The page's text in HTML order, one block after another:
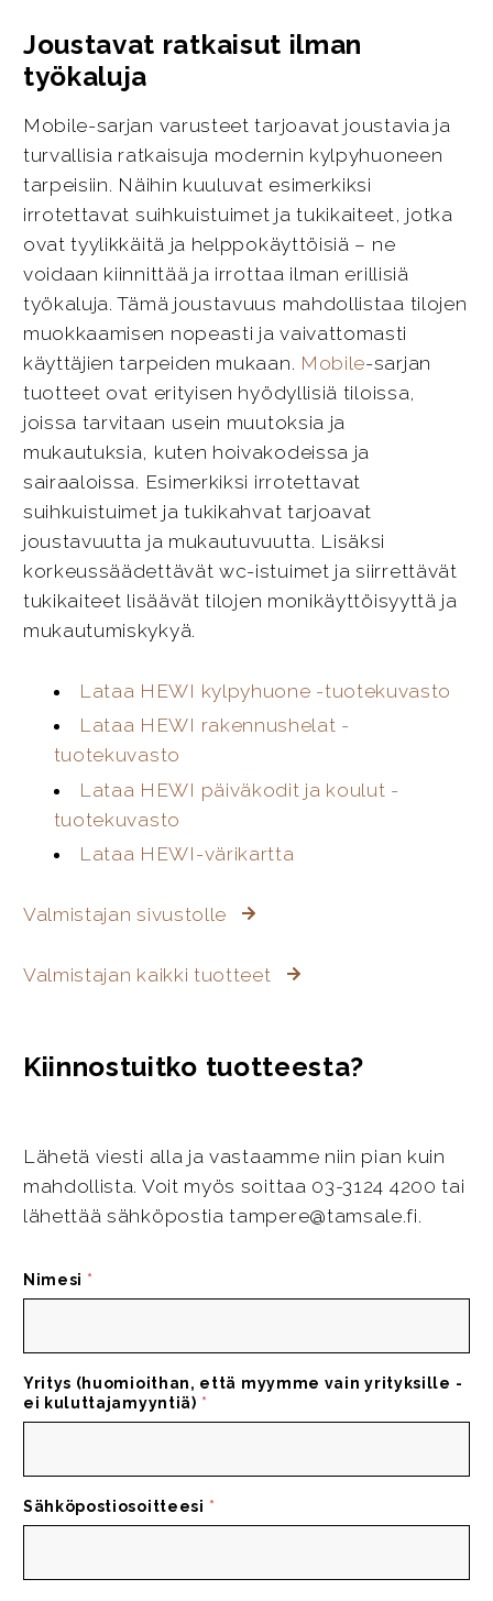
Joustavat ratkaisut ilman
työkaluja
Mobile-sarjan varusteet tarjoavat joustavia ja
turvallisia ratkaisuja modernin kylpyhuoneen
tarpeisiin. Näihin kuuluvat esimerkiksi
irrotettavat suihkuistuimet ja tukikaiteet, jotka
ovat tyylikkäitä ja helppokäyttöisiä – ne
voidaan kiinnittää ja irrottaa ilman erillisiä
työkaluja. Tämä joustavuus mahdollistaa tilojen
muokkaamisen nopeasti ja vaivattomasti
käyttäjien tarpeiden mukaan. Mobile-sarjan
tuotteet ovat erityisen hyödyllisiä tiloissa,
joissa tarvitaan usein muutoksia ja
mukautuksia, kuten hoivakodeissa ja
sairaaloissa. Esimerkiksi irrotettavat
suihkuistuimet ja tukikahvat tarjoavat
joustavuutta ja mukautuvuutta. Lisäksi
korkeussäädettävät wc-istuimet ja siirrettävät
tukikaiteet lisäävät tilojen monikäyttöisyyttä ja
mukautumiskykyä.
Lataa HEWI kylpyhuone -tuotekuvasto
Lataa HEWI rakennushelat -
tuotekuvasto
Lataa HEWI päiväkodit ja koulut -
tuotekuvasto
Lataa HEWI-värikartta
Valmistajan sivustolle
Valmistajan kaikki tuotteet
Kiinnostuitko tuotteesta?
Lähetä viesti alla ja vastaamme niin pian kuin
mahdollista. Voit myös soittaa 03-3124 4200 tai
lähettää sähköpostia tampere@tamsale.fi.
Nimesi *
Yritys (huomioithan, että myymme vain yrityksille -
ei kuluttajamyyntiä) *
Sähköpostiosoitteesi *